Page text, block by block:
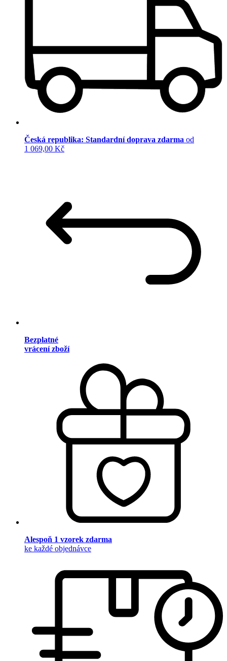
Česká republika: Standardní doprava zdarma od
1 069,00 Kč
Bezplatné
vrácení zboží
Alespoň 1 vzorek zdarma
ke každé objednávce